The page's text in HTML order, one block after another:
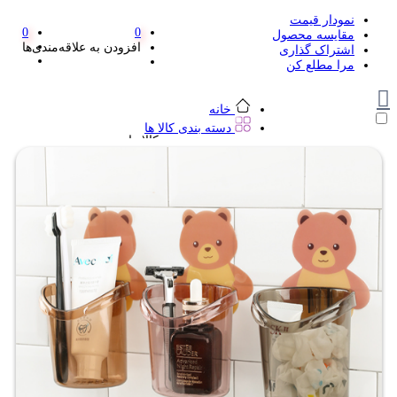
نمودار قیمت
مقایسه محصول
اشتراک گذاری
مرا مطلع کن
0
افزودن به علاقه‌مندی‌ها
0
خانه
دسته بندی کالا ها
دسته بندی کالا ها
مداد تراش
اتود و نوک
روان نویس فانتزی
خودکار و خودکار فشاری
دفترچه یادداشت
استیکر
استیک نوت
خط کش و گونیا
کیف غذا
کوله پشتی
چسب
کاتر فانتزی
بوک مارک
ماشین حساب